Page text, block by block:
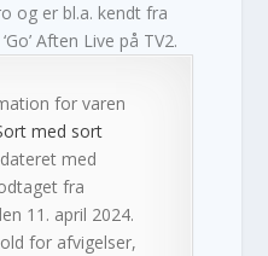
og er bl.a. kendt fra
Aften Live på TV2.
for varen
med sort
med
fra
11. april 2024.
for afvigelser,